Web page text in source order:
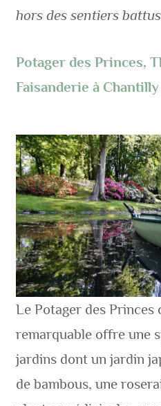
hors des sentiers
Potager des Princes,
Faisanderie à Chantilly
Le Potager des Princes
remarquable offre une
jardins dont un jardin
de bambous, une